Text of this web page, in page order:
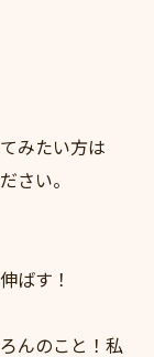
みたい方は
さい。
ばす！
んのこと！私